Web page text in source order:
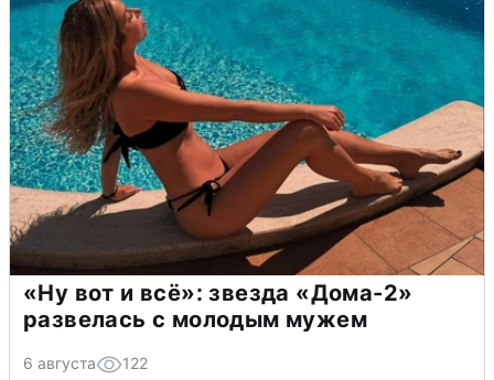
«Ну вот и всё»: звезда «Дома-2»
развелась с молодым мужем
6 августа 122